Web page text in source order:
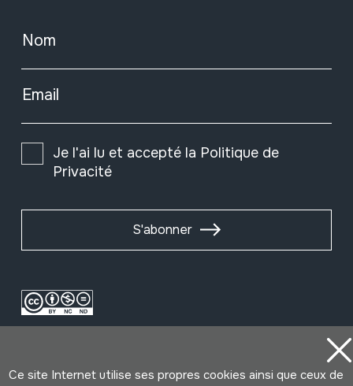
Nom
Email
Je l'ai lu et accepté la Politique de
Privacité
S'abonner
Ce site Internet utilise ses propres cookies ainsi que ceux de